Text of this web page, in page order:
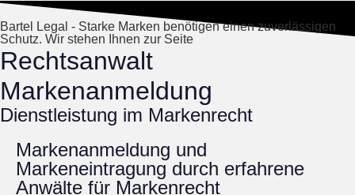
Bartel Legal - Starke Marken benötigen einen zuverlässigen
Schutz. Wir stehen Ihnen zur Seite
Rechtsanwalt
Markenanmeldung
Dienstleistung im Markenrecht
Markenanmeldung und
Markeneintragung durch erfahrene
Anwälte für Markenrecht